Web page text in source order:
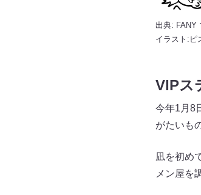
出典: FANY
イラスト:ピ
VIPス
今年1月8
がたいも
凪を初め
メン屋を